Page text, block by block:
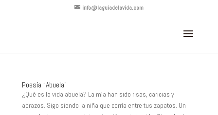
info@laguiadelavida.com
Poesía “Abuela”
¿Qué es la vida abuela? La mía han sido risas, caricias y
abrazos. Sigo siendo la niña que corría entre tus zapatos. Un